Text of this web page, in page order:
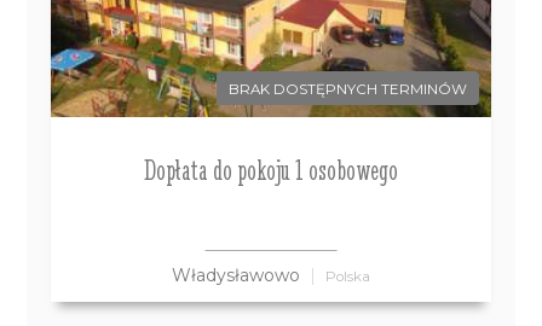
BRAK DOSTĘPNYCH TERMINÓW
Dopłata do pokoju 1 osobowego
Władysławowo Polska